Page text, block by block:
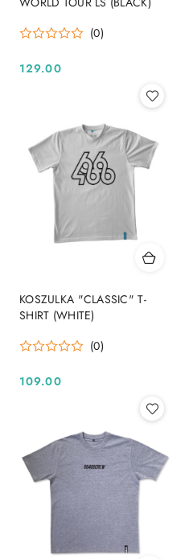
(0)
Cena:
129.00
KOSZULKA "CLASSIC" T-
SHIRT (WHITE)
(0)
Cena:
109.00